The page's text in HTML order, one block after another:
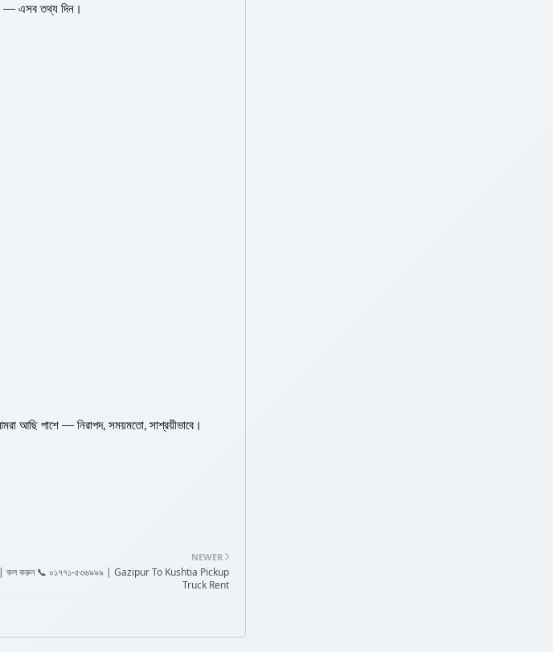
— এসব তথ্য দিন।
আছি পাশে — নিরাপদ, সময়মতো, সাশ্রয়ীভাবে।
NEWER
| কল করুন 📞 ০১৭৭১-৫৩৬৯৯৯ | Gazipur To Kushtia Pickup
Truck Rent